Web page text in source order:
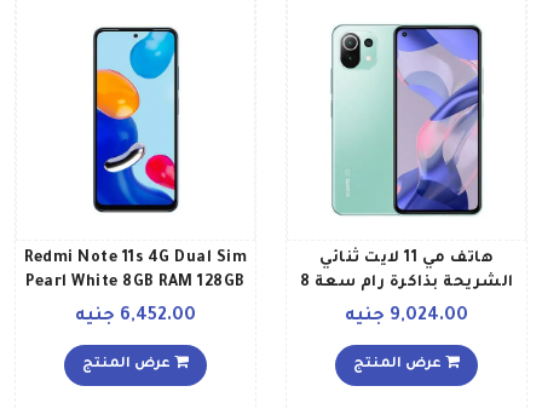
هاتف مي 11 لايت ثنائي
الشريحة بذاكرة رام سعة 8
جيجابايت وذاكرة داخلية
تقنية 5G، لون أخضر
9,024.00 جنيه
عرض المنتج
Redmi Note 11s 4G Dual Sim
Pearl White 8GB RAM 128GB
Middle East Version
6,452.00 جنيه
عرض المنتج